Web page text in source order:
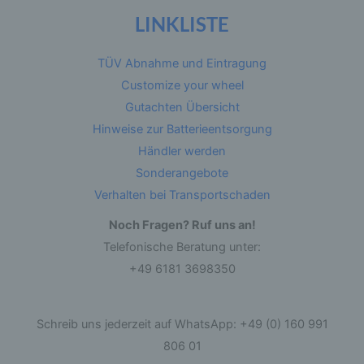
LINKLISTE
TÜV Abnahme und Eintragung
Customize your wheel
Gutachten Übersicht
Hinweise zur Batterieentsorgung
Händler werden
Sonderangebote
Verhalten bei Transportschaden
Noch Fragen? Ruf uns an!
Telefonische Beratung unter:
+49 6181 3698350
Schreib uns jederzeit auf WhatsApp: +49 (0) 160 991
806 01
Betroffene Person ist jede identifizierte oder
personenbezogene Daten von dem für die
Verarbeitung Verantwortlichen verarbeitet
c) Verarbeitung
automatisierter Verfahren ausgeführte Vorgang
oder jede solche Vorgangsreihe im
Zusammenhang mit personenbezogenen Daten
Organisation, das Ordnen, die Speicherung, die
Anpassung oder Veränderung, das Auslesen,
das Abfragen, die Verwendung, die Offenlegung
durch Übermittlung, Verbreitung oder eine
d) Einschränkung der Verarbeitung